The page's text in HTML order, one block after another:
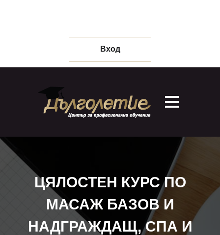
Вход
ЦЯЛОСТЕН КУРС ПО
МАСАЖ БАЗОВ И
НАДГРАЖДАЩ, СПА И